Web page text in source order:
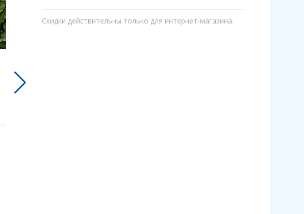
Скидки действительны только для интернет-магазина.